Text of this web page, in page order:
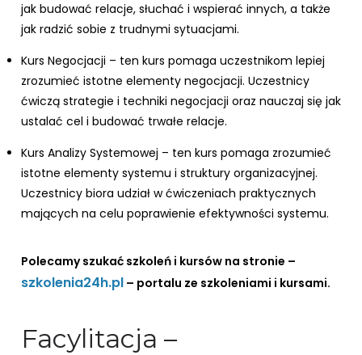
jak budować relacje, słuchać i wspierać innych, a także
jak radzić sobie z trudnymi sytuacjami.
Kurs Negocjacji – ten kurs pomaga uczestnikom lepiej
zrozumieć istotne elementy negocjacji. Uczestnicy
ćwiczą strategie i techniki negocjacji oraz nauczaj się jak
ustalać cel i budować trwałe relacje.
Kurs Analizy Systemowej – ten kurs pomaga zrozumieć
istotne elementy systemu i struktury organizacyjnej.
Uczestnicy biora udział w ćwiczeniach praktycznych
mających na celu poprawienie efektywności systemu.
Polecamy szukać szkoleń i kursów na stronie –
szkolenia24h.pl – portalu ze szkoleniami i kursami.
Facylitacja –